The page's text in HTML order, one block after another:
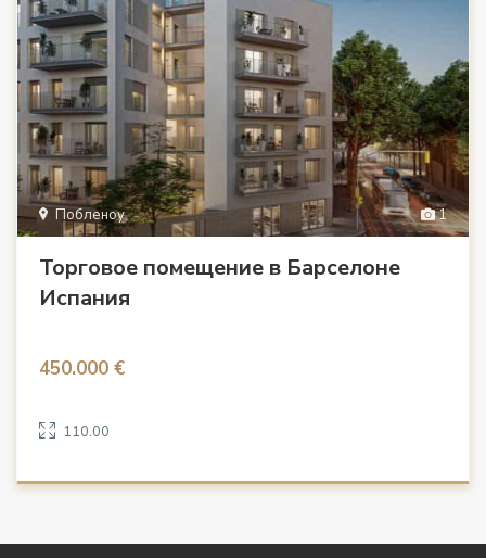
1
Побленоу
Торговое помещение в Барселоне
Испания
450.000 €
110.00